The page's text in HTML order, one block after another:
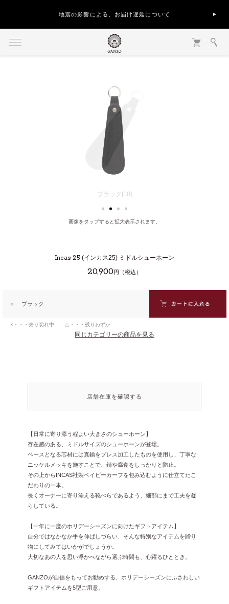
地震の影響による、お届け遅延について
画像をタップすると拡大表示されます。
Incas 25 (インカス25) ミドルシューホーン
20,900円（税込）
○ ブラック
×・・・売り切れ中 △・・・残りわずか
同じカテゴリーの商品を見る
店舗在庫を確認する
【日常に寄り添う程よい大きさのシューホーン】
存在感のある、ミドルサイズのシューホーンが登場。
ベースとなる芯材には真鍮をプレス加工したものを使用し、丁寧な
ニッケルメッキを施すことで、錆や腐食をしっかりと防止。
その上からINCAS社製ベイビーカーフを包み込むように仕立てたこ
だわりの一本。
長くオーナーに寄り添える靴べらであるよう、細部にまで工夫を凝
らしている。
【一年に一度のホリデーシーズンに向けたギフトアイテム】
自分ではなかなか手を伸ばしづらい、そんな特別なアイテムを贈り
物にしてみてはいかがでしょうか。
大切なあの人を思い浮かべながら選ぶ時間も、心躍るひととき。
GANZOが自信をもってお勧めする、ホリデーシーズンにふさわしい
ギフトアイテムを5型ご用意。